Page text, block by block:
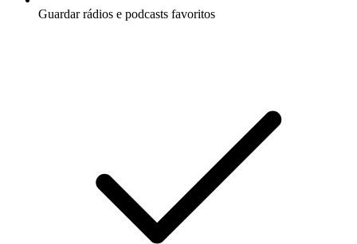
Guardar rádios e podcasts favoritos